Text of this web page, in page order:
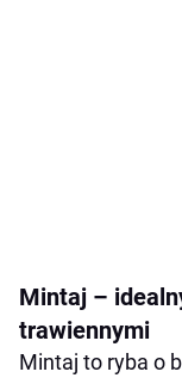
Mintaj –
trawiennymi
Mintaj to ryba o